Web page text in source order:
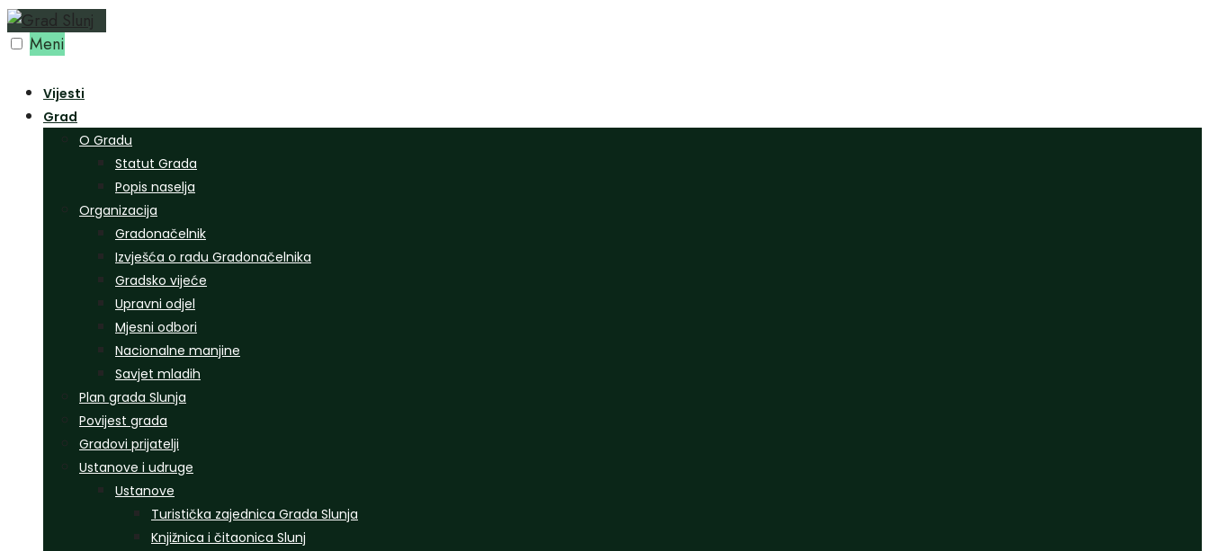
Preskoči
na Meni
Vijesti
Grad
O Gradu
Statut Grada
Popis naselja
Organizacija
Gradonačelnik
Izvješća o radu Gradonačelnika
Gradsko vijeće
Upravni odjel
Mjesni odbori
Nacionalne manjine
Savjet mladih
Plan grada Slunja
Povijest grada
Gradovi prijatelji
Ustanove i udruge
Ustanove
Turistička zajednica Grada Slunja
Knjižnica i čitaonica Slunj